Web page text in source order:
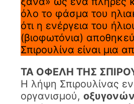
όλο το φάσμα του
ότι η ενέργεια του
(βιοφωτόνια)
Σπιρουλίνα είναι μια
ΤΑ ΟΦΕΛΗ ΤΗΣ
Η λήψη Σπιρουλίνας
οργανισμού,